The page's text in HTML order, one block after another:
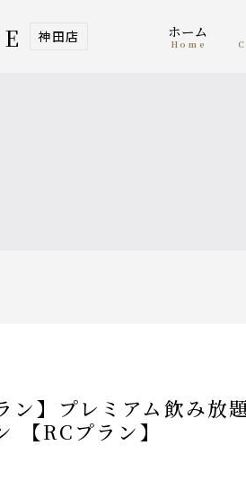
神田店 ホーム
home
【RCプラン】